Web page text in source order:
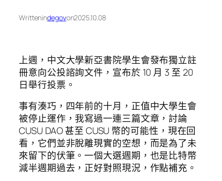
Writtenindegovon2025.10.08
上週，中文大學新亞書院學生會發布獨立註
冊意向公投諮詢文件，宣布於 10 月 3 至 20
日舉行投票。
事有湊巧，四年前的十月，正值中大學生會
被停止運作，我寫過一連三篇文章，討論
CUSU DAO 甚至 CUSU 幣的可能性，現在回
看，它們並非脫離現實的空想，而是為了未
來留下的伏筆。一個大選週期，也是比特幣
減半週期過去，正好對照現況，作點補充。